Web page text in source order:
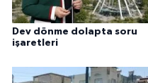
Dev dönme dolapta soru
işaretleri